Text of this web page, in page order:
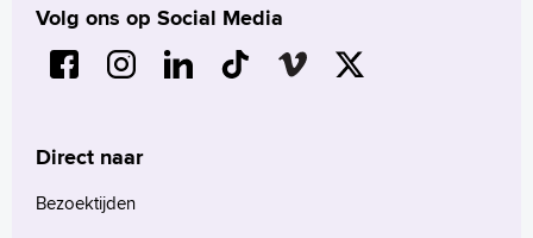
Volg ons op Social Media
Direct naar
Bezoektijden